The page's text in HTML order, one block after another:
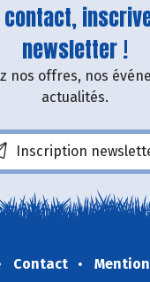
contact,
newsletter !
nos offres, nos
actualités.
Inscription
Contact